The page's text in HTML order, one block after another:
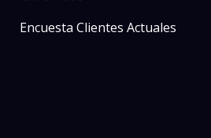
Encuesta Clientes Actuales